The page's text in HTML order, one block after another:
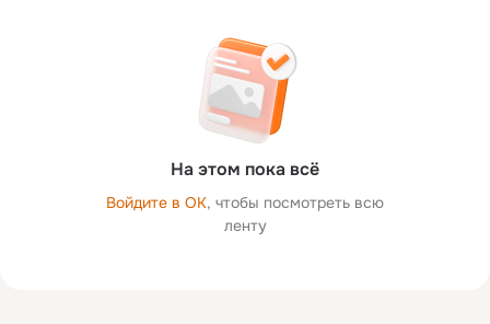
На этом пока всё
Войдите в ОК, чтобы посмотреть всю
ленту